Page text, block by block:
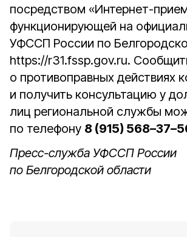
посредством «Интернет-
функционирующей на
УФССП России по
https://r31.fssp.gov.ru.
о противоправных действиях
и получить консультацию у
лиц региональной службы
по телефону 8 (915)
Пресс-служба УФССП России
по Белгородской области